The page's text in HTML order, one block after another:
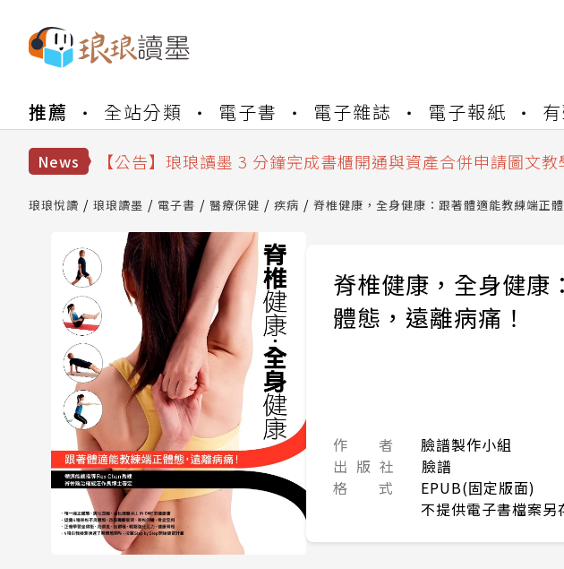
推薦 全站分類 電子書 電子雜誌 電子報紙
News
【公告】琅琅讀墨數位閱讀資產合併與書櫃開通申請
【公告】琅琅讀墨 3 分鐘完成書櫃開通與資產合併申請圖文教
【公告】琅琅讀墨數位閱讀資產合併與書櫃開通申請
琅琅悅讀 琅琅讀墨 電子書 醫療保健 疾病 脊椎健康，全身健康：跟著體適能教練端正
脊椎健康，全身健康
體態，遠離病痛！
作 者
臉譜製作小組
出 版 社
臉譜
格 式
EPUB(固定版面)
不提供電子書檔案另